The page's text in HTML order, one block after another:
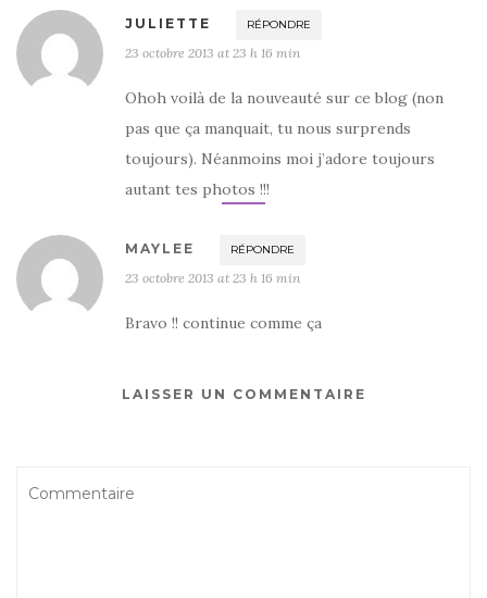
JULIETTE RÉPONDRE
23 octobre 2013 at 23 h 16 min
Ohoh voilà de la nouveauté sur ce blog (non
pas que ça manquait, tu nous surprends
toujours). Néanmoins moi j’adore toujours
autant tes photos !!!
MAYLEE RÉPONDRE
23 octobre 2013 at 23 h 16 min
Bravo !! continue comme ça
LAISSER UN COMMENTAIRE